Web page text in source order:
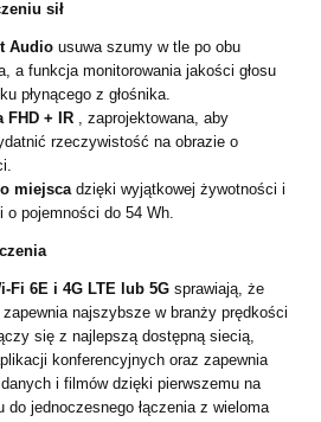
sił
Audio usuwa szumy w tle po obu
a funkcja monitorowania jakości głosu
płynącego z głośnika.
FHD + IR , zaprojektowana, aby
rzeczywistość na obrazie o
miejscadzięki wyjątkowej żywotności i
o pojemności do 54 Wh.
Fi 6E i 4G LTE lub 5G sprawiają, że
zapewnia najszybsze w branży prędkości
się z najlepszą dostępną siecią,
konferencyjnych oraz zapewnia
i filmów dzięki pierwszemu na
do jednoczesnego łączenia z wieloma